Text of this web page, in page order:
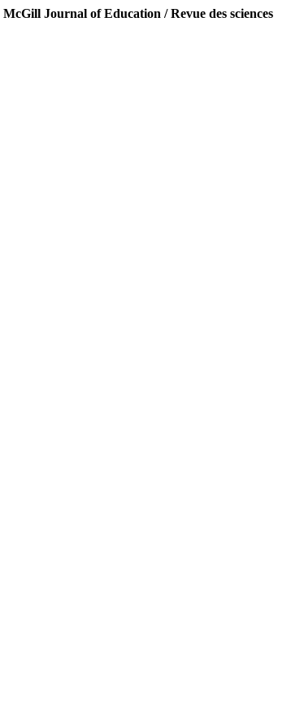
McGill Journal of Education / Revue des sciences